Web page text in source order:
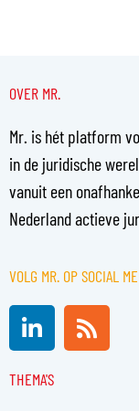
OVER MR.
Mr. is hét platform
in de juridische
vanuit een
Nederland actieve
VOLG MR. OP SOCIAL
L
i
k
R
s
THEMA'S